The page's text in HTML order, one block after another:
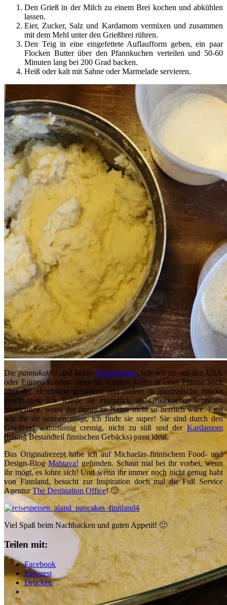
Den Grieß in der Milch zu einem Brei kochen und abkühlen
lassen.
Eier, Zucker, Salz und Kardamom vermixen und zusammen
mit dem Mehl unter den Grießbrei rühren.
Den Teig in eine eingefettete Auflaufform geben, ein paar
Flocken Butter über den Pfannkuchen verteilen und 50-60
Minuten lang bei 200 Grad backen.
Heiß oder kalt mit Sahne oder Marmelade servieren.
Die pannukakkusind keine Pfannkuchen, wie wir sie aus den USA
oder Europa kennen, denn sie werden weder in einer Pfanne noch
über der Herdplatte gebacken und zudem in quadratische Stücke
geschnitten. Ich würde sie eigentlich als Grießkuchen-Schnitten
bezeichnen, wenn der finnische Name nicht so herrlich wäre. Egal
wie ihr sie nennen mögt, ich finde sie super! Sie sind durch den
Grießbrei wahnsinnig cremig, nicht zu süß und der Kardamom
(häufig Bestandteil finnischen Gebäcks) passt ideal.
Das Originalrezept habe ich auf Michaelas finnischem Food- und
Design-BlogMahtava! gefunden. Schaut mal bei ihr vorbei, wenn
ihr mögt, es lohnt sich! Und wenn ihr immer noch nicht genug habt
von Finnland, besucht zur Inspiration doch mal die Full Service
AgenturThe Destination Office! 🙂
Viel Spaß beim Nachbacken und guten Appetit! 🙂
Teilen mit:
Facebook
Pinterest
Drucken